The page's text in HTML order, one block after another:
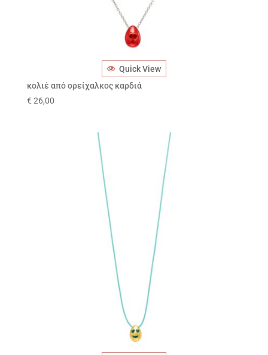
Quick View
κολιέ από ορείχαλκος καρδιά
€ 26,00